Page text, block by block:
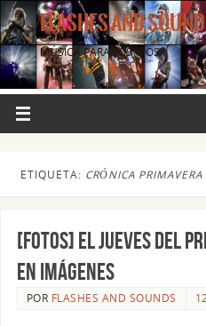
FLASHES AND
MÚSICA PARA LOS OJOS.
ETIQUETA: CRÓNICA
[FOTOS] El jueves del
en imágenes
POR FLASHES AND SOUNDS